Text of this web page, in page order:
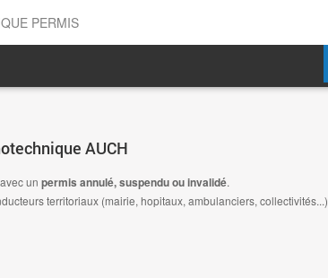
PERMIS
AUCH
un permis annulé, suspendu ou invalidé.
territoriaux (mairie, hopitaux, ambulanciers, collectivités...)